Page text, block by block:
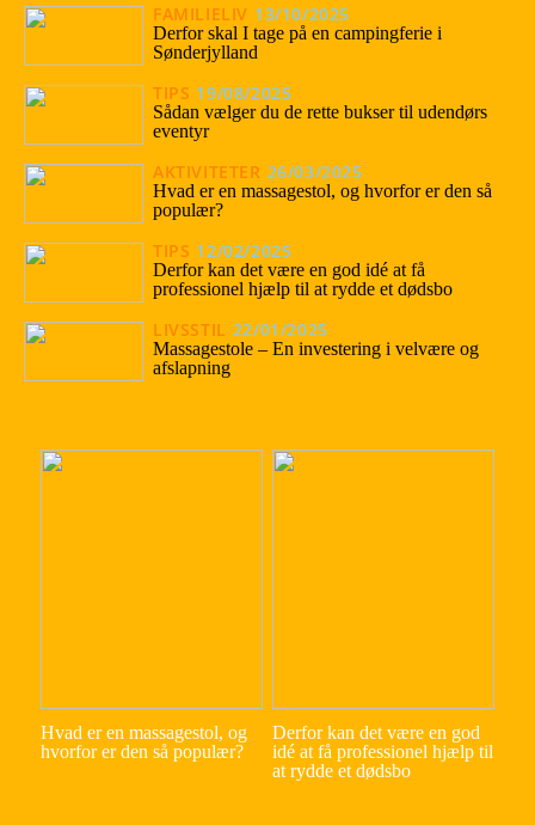
FAMILIELIV 13/10/2025
Derfor skal I tage på en campingferie i
Sønderjylland
TIPS 19/08/2025
Sådan vælger du de rette bukser til udendørs
eventyr
AKTIVITETER 26/03/2025
Hvad er en massagestol, og hvorfor er den så
populær?
TIPS 12/02/2025
Derfor kan det være en god idé at få
professionel hjælp til at rydde et dødsbo
LIVSSTIL 22/01/2025
Massagestole – En investering i velvære og
afslapning
Hvad er en massagestol, og
hvorfor er den så populær?
Derfor kan det være en god
idé at få professionel hjælp til
at rydde et dødsbo